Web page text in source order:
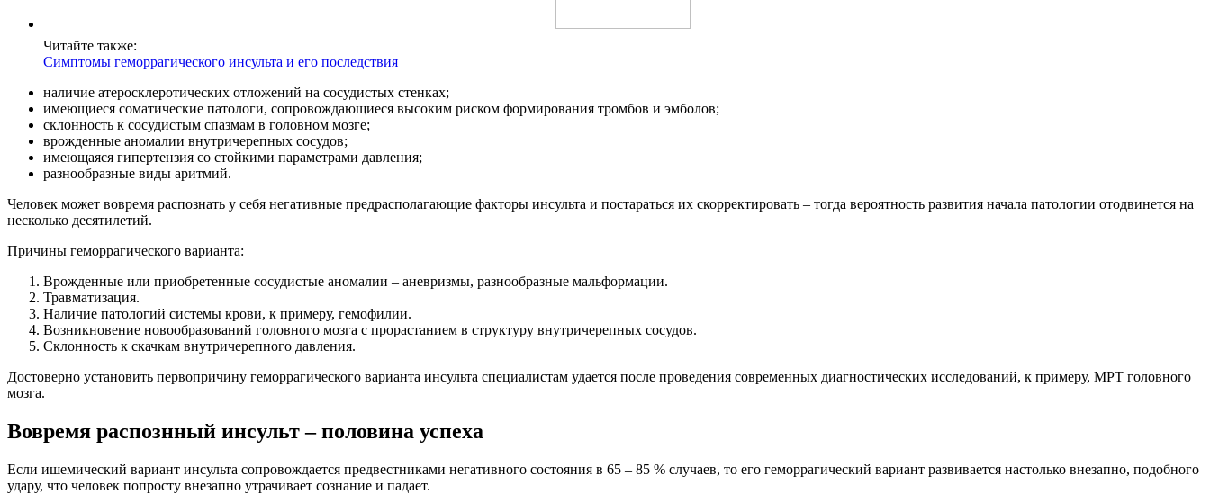
Читайте также:
Симптомы геморрагического инсульта и его последствия
наличие атеросклеротических отложений на сосудистых стенках;
имеющиеся соматические патологи, сопровождающиеся высоким риском формирования тромбов и эмболов;
склонность к сосудистым спазмам в головном мозге;
врожденные аномалии внутричерепных сосудов;
имеющаяся гипертензия со стойкими параметрами давления;
разнообразные виды аритмий.
Человек может вовремя распознать у себя негативные предрасполагающие факторы инсульта и постараться их скорректировать – тогда вероятность развития начала патологии отодвинется на
несколько десятилетий.
Причины геморрагического варианта:
Врожденные или приобретенные сосудистые аномалии – аневризмы, разнообразные мальформации.
Травматизация.
Наличие патологий системы крови, к примеру, гемофилии.
Возникновение новообразований головного мозга с прорастанием в структуру внутричерепных сосудов.
Склонность к скачкам внутричерепного давления.
Достоверно установить первопричину геморрагического варианта инсульта специалистам удается после проведения современных диагностических исследований, к примеру, МРТ головного
мозга.
Вовремя распознный инсульт – половина успеха
Если ишемический вариант инсульта сопровождается предвестниками негативного состояния в 65 – 85 % случаев, то его геморрагический вариант развивается настолько внезапно, подобного
удару, что человек попросту внезапно утрачивает сознание и падает.